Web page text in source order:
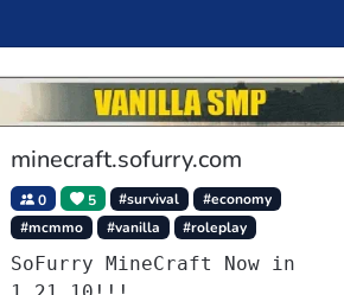
minecraft.sofurry.com
0 5 #survival
#economy
#mcmmo
#vanilla #roleplay
SoFurry MineCraft Now in